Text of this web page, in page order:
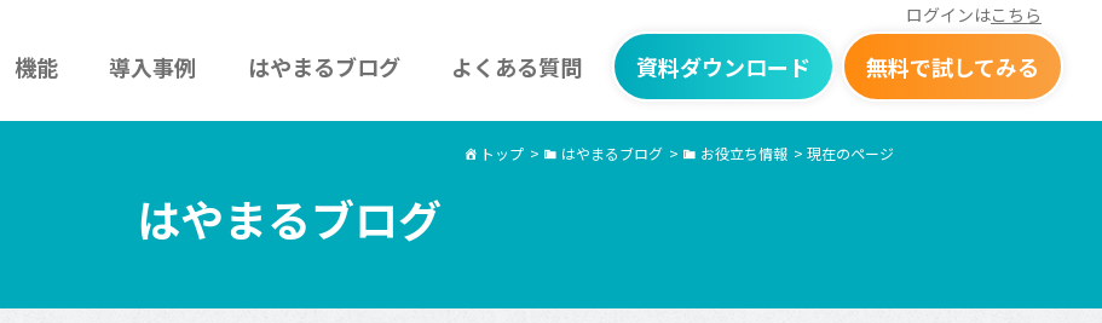
機能 導入事例 はやまるブログ よくある質問 資料ダウンロード 無料で試してみる
ログインはこちら
トップ > はやまるブログ > お役立ち情報 > 現在のページ
はやまるブログ